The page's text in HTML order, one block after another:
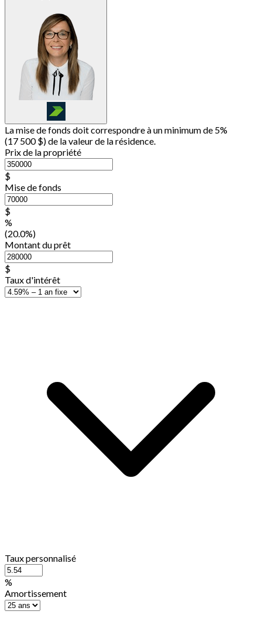
La mise de fonds doit correspondre à un minimum de 5%
(17 500 $) de la valeur de la résidence.
Prix de la propriété
$
Mise de fonds
$
%
(20.0%)
Montant du prêt
$
Taux d'intérêt
Taux personnalisé
%
Amortissement